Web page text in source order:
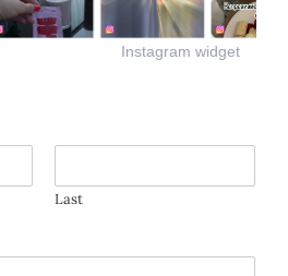
Instagram widget
Last